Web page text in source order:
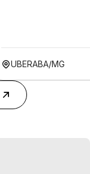
UBERABA/MG